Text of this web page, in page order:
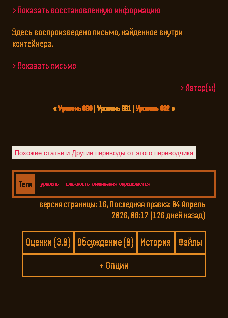
Показать восстановленную информацию
Здесь воспроизведено письмо, найденное внутри
контейнера.
Показать письмо
Автор(ы)
«Уровень 830| Уровень 831 |Уровень 832»
уровень сложность-выживания-определяется
версия страницы: 16, Последняя правка:04 Апрель
2026, 08:17 (126 дней назад)
Оценки (3.0) Обсуждение (0) История
Файлы
+ Опции